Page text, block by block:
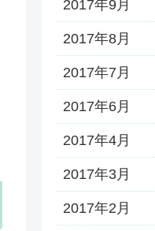
2017年9月
2017年8月
2017年7月
2017年6月
2017年4月
2017年3月
2017年2月